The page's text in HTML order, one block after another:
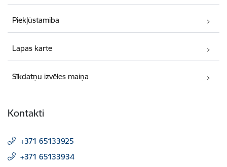
Piekļūstamība
Lapas karte
Sīkdatņu izvēles maiņa
Kontakti
+371 65133925
+371 65133934